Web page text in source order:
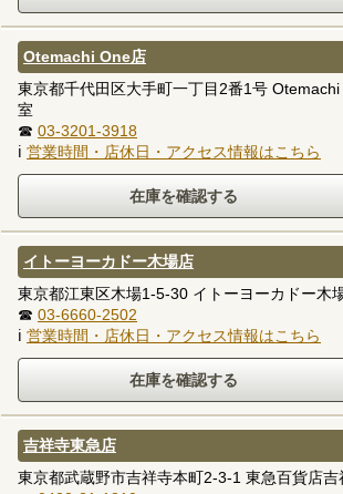
Otemachi One店
東京都千代田区大手町一丁目2番1号
室
☎ 03-3201-3918
ℹ 営業時間・店休日・アクセス情報はこちら
イトーヨーカドー木場店
東京都江東区木場1-5-30 イトーヨーカドー木
☎ 03-6660-2502
ℹ 営業時間・店休日・アクセス情報はこちら
吉祥寺東急店
東京都武蔵野市吉祥寺本町2-3-1 東急百貨店吉